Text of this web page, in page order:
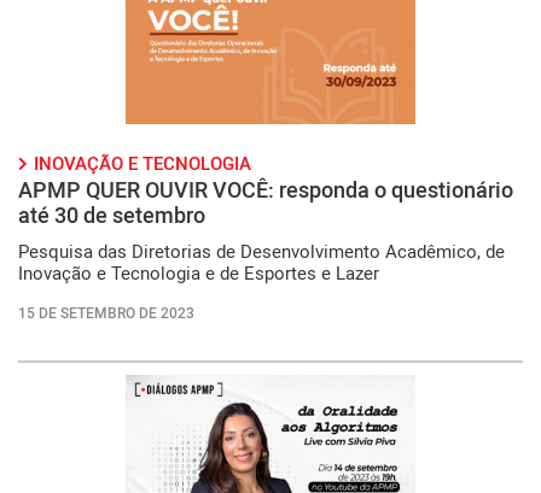
INOVAÇÃO E TECNOLOGIA
APMP QUER OUVIR VOCÊ: responda o questionário
até 30 de setembro
Pesquisa das Diretorias de Desenvolvimento Acadêmico, de
Inovação e Tecnologia e de Esportes e Lazer
15 DE SETEMBRO DE 2023